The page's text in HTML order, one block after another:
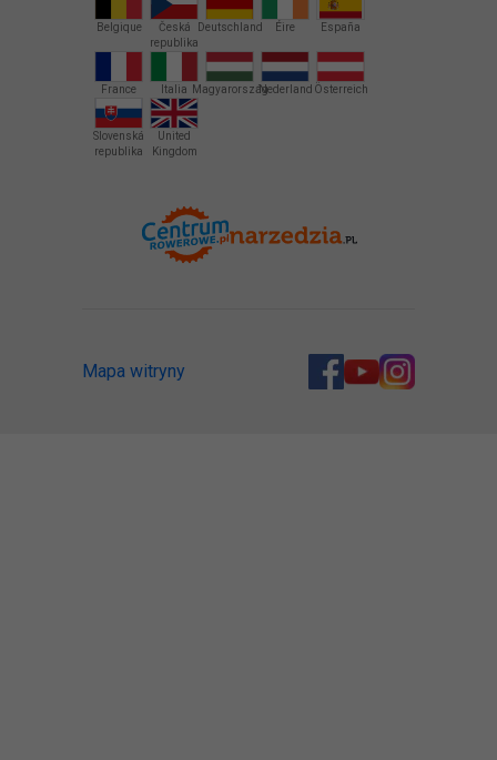
Belgique
Česká
republika
Deutschland Éire España
France Italia MagyarországNederland Österreich
Slovenská
republika
United
Kingdom
Mapa witryny